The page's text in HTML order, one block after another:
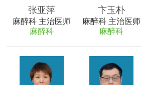
张亚萍
麻醉科 主治医师
麻醉科
卞玉朴
麻醉科 主治医师
麻醉科